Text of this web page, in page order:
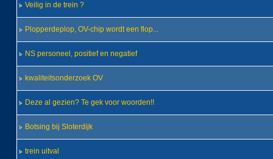
Veilig in de trein ?
Plopperdeplop, OV-chip wordt een flop...
NS personeel, positief en negatief
kwaliteitsonderzoek OV
Deze al gezien? Te gek voor woorden!!
Botsing bij Sloterdijk
trein uitval